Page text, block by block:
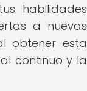
habilidades
a nuevas
obtener esta
continuo y la